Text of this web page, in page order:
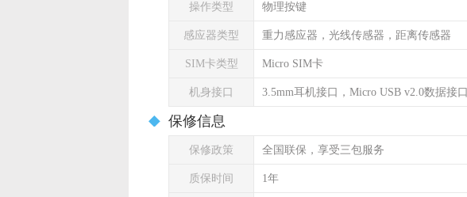
操作类型 物理按键
感应器类型 重力感应器，光线传感器，距离传感器
SIM卡类型 Micro SIM卡
机身接口 3.5mm耳机接口，Micro USB v2.0数据接口
保修信息
保修政策 全国联保，享受三包服务
质保时间 1年